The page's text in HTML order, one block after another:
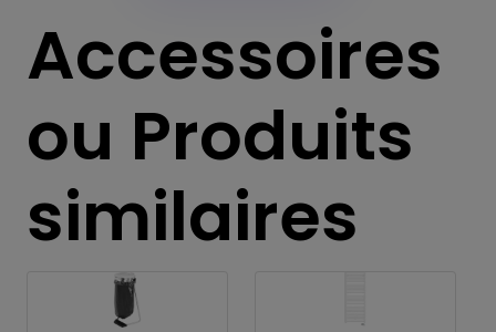
Accessoires
ou Produits
similaires